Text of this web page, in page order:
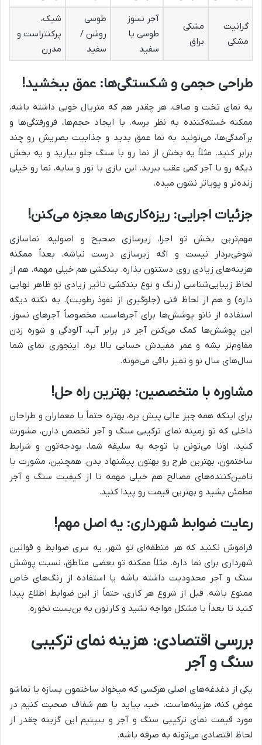
گرانیت
مشکی
مشکی
براق
آجر نسوز
طوسی یا
سفید
طوسی
روشن /
سفید
شیک،
پرکنتراست و
مدرن
طراحی حجمی و شکستگی‌ها: عمق ببخشید!
یه نمای تخت و صاف، هر چقدر هم که متریال خوبی داشته باشه،
ممکنه خسته‌کننده به نظر برسه. با ایجاد حجم‌ها، فرورفتگی‌ها و
برآمدگی‌ها، می‌تونید به نما عمق بدید و جذابیت بصریش رو چند
برابر کنید. مثلاً یه بخش از نما رو با سنگ جلو بیارید و یه بخش
دیگه رو با آجر کمی عقب ببرید. این بازی با نور و سایه، نما رو خیلی
زنده‌تر و پویاتر نشون میده.
جزئیات اجرایی: ریزه‌کاری‌ها معجزه می‌کنن!
مهم‌ترین بخش تو اجرا، زیرسازی صحیح و اصولیه‌. نماسازی
شوخی‌بردار نیست و اگه زیرسازی درست نباشه، بعداً ممکنه
هزینه‌های زیادی روی دستتون بذاره. بندکشی هم خیلی مهمه. هم از
لحاظ زیبایی‌شناسی (رنگ و نوع بندکشی تاثیر زیادی تو ظاهر نهایی
داره) و هم از لحاظ فنی (جلوگیری از نفوذ رطوبت). یه نکته دیگه
استفاده از نانو پوشش‌ها برای آجرهاست، مخصوصاً آجرهای نسوز.
این پوشش‌ها کمک می‌کنن آجر در برابر آب، آلودگی و شوره زدن
مقاوم‌تر بشه و عمر مفیدش حسابی بالا بره. اینجوری نمای شما
سال‌های سال نو و تمیز باقی می‌مونه.
مشاوره با متخصصین: بهترین راه حل!
برای اینکه همه چیز عالی پیش بره، بهتره حتماً با معماران و طراحان
داخلی که تو زمینه نمای ترکیبی سنگ و آجر تخصص دارن، مشورت
کنید. اونا می‌تونن با توجه به سلیقه شما، بودجه‌تون و شرایط
ساختمون، بهترین طرح رو بهتون پیشنهاد بدن. همچنین، مشورت با
تامین‌کننده‌های مصالح هم خیلی مهمه تا از کیفیت سنگ و آجر
مطمئن بشید و بهترین قیمت رو پیدا کنید.
رعایت ضوابط شهرداری: یه اصل مهم!
فراموش نکنید که هر منطقه‌ای تو شهر، یه سری ضوابط و قوانین
شهرداری برای نما داره. مثلاً ممکنه تو بعضی مناطق، نسبت پوشش
سنگ و آجر محدودیت داشته باشه یا استفاده از رنگ‌های خاص
ممنوع باشه. قبل از شروع هر کاری، حتماً از این ضوابط اطلاع پیدا
کنید تا بعداً با مشکل مواجه نشید و کارتون به بن‌بست نخوره.
بررسی اقتصادی: هزینه نمای ترکیبی
سنگ و آجر
یکی از دغدغه‌های اصلی هرکسی که میخواد ساختمون بسازه یا نماشو
عوض کنه، هزینه‌هاست. خب، بیاید با هم شفاف صحبت کنیم در
مورد قیمت نمای ترکیبی سنگ و آجر و ببینیم این گزینه چقدر از
لحاظ اقتصادی می‌تونه به صرفه باشه.